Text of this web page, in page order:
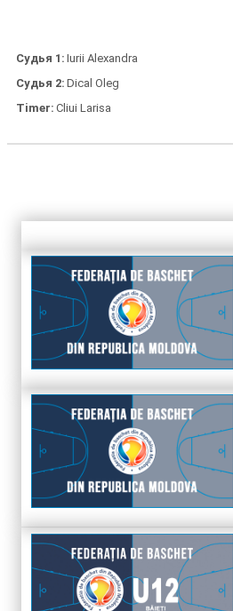
Судья 1 Iurii Alexandra
Судья 2 Dical Oleg
Timer Cliui Larisa